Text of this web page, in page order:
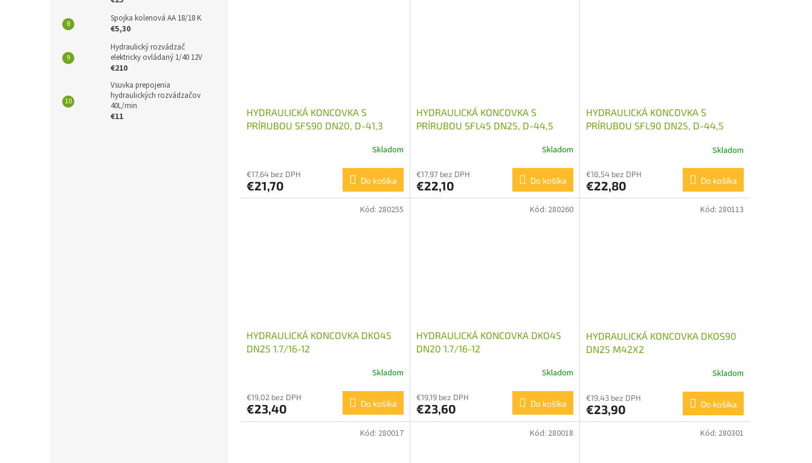
Spojka kolenová AA 18/18 K
€5,30
Hydraulický rozvádzač
elektricky ovládaný 1/40 12V
€210
Vsuvka prepojenia
hydraulických rozvádzačov
40L/min
€11
HYDRAULICKÁ KONCOVKA S
PRÍRUBOU SFS90 DN20, D-41,3
Skladom
€17,64 bez DPH
€21,70 Do košíka
HYDRAULICKÁ KONCOVKA S
PRÍRUBOU SFL45 DN25, D-44,5
Skladom
€17,97 bez DPH
€22,10 Do košíka
HYDRAULICKÁ KONCOVKA S
PRÍRUBOU SFL90 DN25, D-44,5
Skladom
€18,54 bez DPH
€22,80 Do košíka
HYDRAULICKÁ KONCOVKA DKO45
DN25 1.7/16-12
Skladom
€19,02 bez DPH
€23,40 Do košíka
Kód: 280255
HYDRAULICKÁ KONCOVKA DKO45
DN20 1.7/16-12
Skladom
€19,19 bez DPH
€23,60 Do košíka
Kód: 280260
HYDRAULICKÁ KONCOVKA DKOS90
DN25 M42X2
Skladom
€19,43 bez DPH
€23,90 Do košíka
Kód: 280113
Kód: 280017 Kód: 280018 Kód: 280301